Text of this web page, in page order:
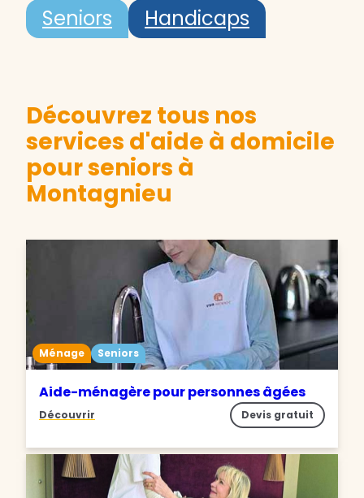
Seniors Handicaps
Découvrez tous nos
services d'aide à domicile
pour seniors à
Montagnieu
Ménage Seniors
Aide-ménagère pour personnes âgées
Découvrir Devis gratuit